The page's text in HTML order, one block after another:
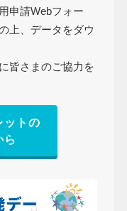
申請Webフォー
上、データをダウ
皆さまのご協力を
ットの
ら